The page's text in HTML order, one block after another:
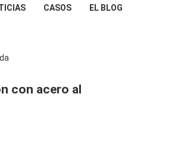
CASOS EL BLOG
con acero al